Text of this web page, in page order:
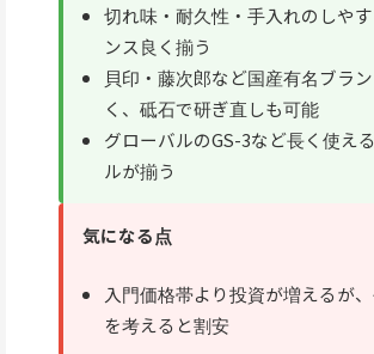
切れ味・耐久性・手入れのしや
ンス良く揃う
貝印・藤次郎など国産有名ブラ
く、砥石で研ぎ直しも可能
グローバルのGS-3など長く使え
ルが揃う
気になる点
入門価格帯より投資が増えるが
を考えると割安